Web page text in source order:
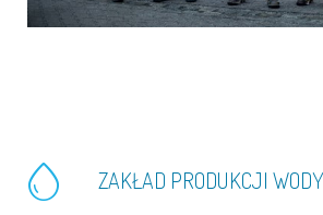
ZAKŁAD PRODUKCJI WODY